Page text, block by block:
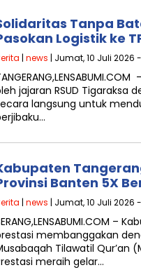
Tanpa
Logistik ke
| news | Jumat, 10 Juli 2026 -
jajaran RSUD Tigaraksa
langsung untuk
Banten 5X
| news | Jumat, 10 Juli 2026 -
membanggakan
Tilawatil Qur’an
meraih gelar…